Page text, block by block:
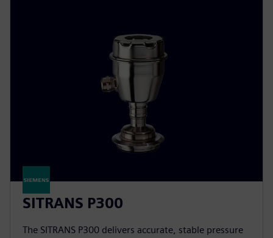
SITRANS P300
The SITRANS P300 delivers accurate, stable pressure